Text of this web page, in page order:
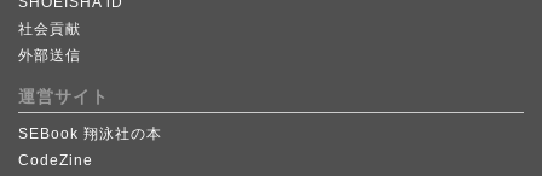
社会貢献
外部送信
運営サイト
SEBook 翔泳社の本
CodeZine